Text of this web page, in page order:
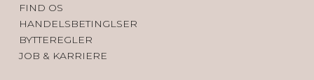
FIND OS
HANDELSBETINGLSER
BYTTEREGLER
JOB & KARRIERE